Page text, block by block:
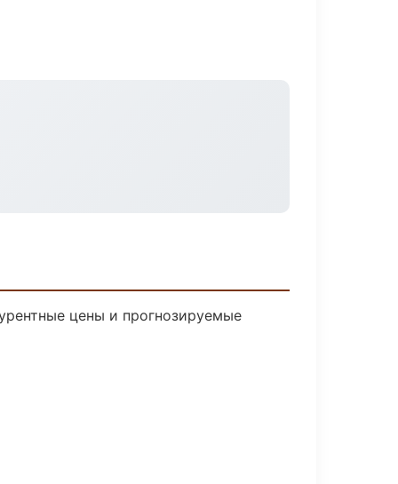
цены и прогнозируемые